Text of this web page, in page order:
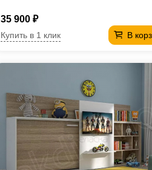
35 900 ₽
В
Купить в 1 клик